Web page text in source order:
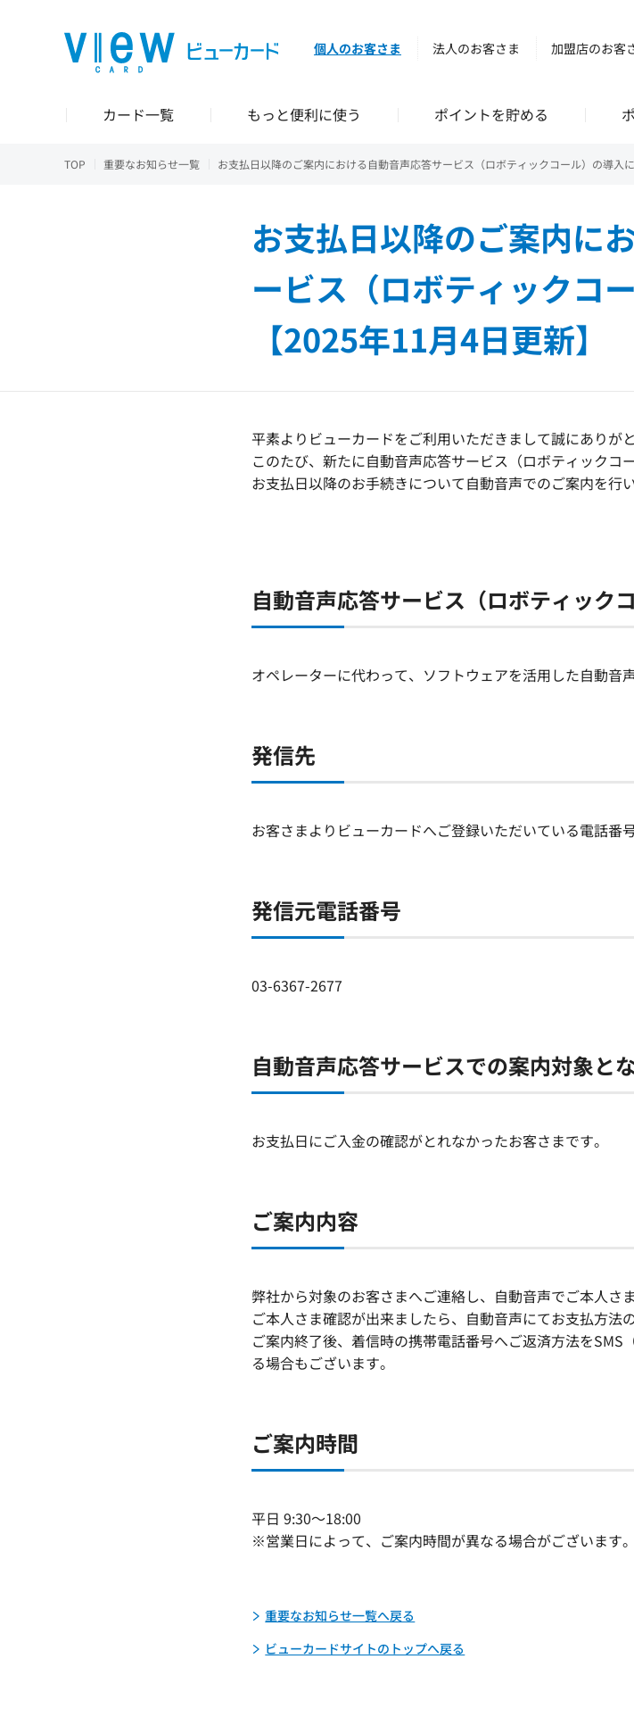
個人のお客さま 法人のお客さま 加盟店のお客
カード一覧 もっと便利に使う ポイントを貯める
TOP 重要なお知らせ一覧 お支払日以降のご案内における自動音声応答サービス（ロボティックコール）の導入
お支払日以降のご案内に
ービス（ロボティックコ
【2025年11月4日更新】
平素よりビューカードをご利用いただきまして誠にありが
このたび、新たに自動音声応答サービス（ロボティックコ
お支払日以降のお手続きについて自動音声でのご案内を行い
自動音声応答サービス（ロボティック
オペレーターに代わって、ソフトウェアを活用した自動音
発信先
お客さまよりビューカードへご登録いただいている電話番号
発信元電話番号
03-6367-2677
自動音声応答サービスでの案内対象と
お支払日にご入金の確認がとれなかったお客さまです。
ご案内内容
弊社から対象のお客さまへご連絡し、自動音声でご本人さ
ご本人さま確認が出来ましたら、自動音声にてお支払方法
ご案内終了後、着信時の携帯電話番号へご返済方法を
る場合もございます。
ご案内時間
平日 9:30～18:00
※営業日によって、ご案内時間が異なる場合がございます。
重要なお知らせ一覧へ戻る
ビューカードサイトのトップへ戻る